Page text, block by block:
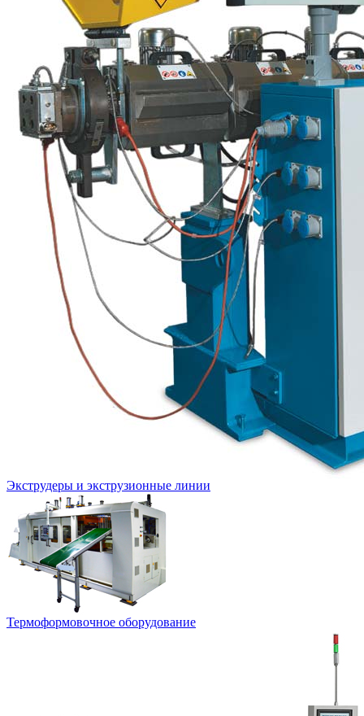
Экструдеры и экструзионные линии
Термоформовочное оборудование